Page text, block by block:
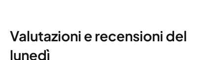
Valutazioni e recensioni del
lunedì